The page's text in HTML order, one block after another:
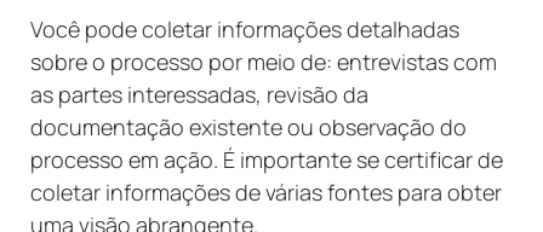
Você pode coletar informações detalhadas
sobre o processo por meio de: entrevistas com
as partes interessadas, revisão da
documentação existente ou observação do
processo em ação. É importante se certificar de
coletar informações de várias fontes para obter
uma visão abrangente.